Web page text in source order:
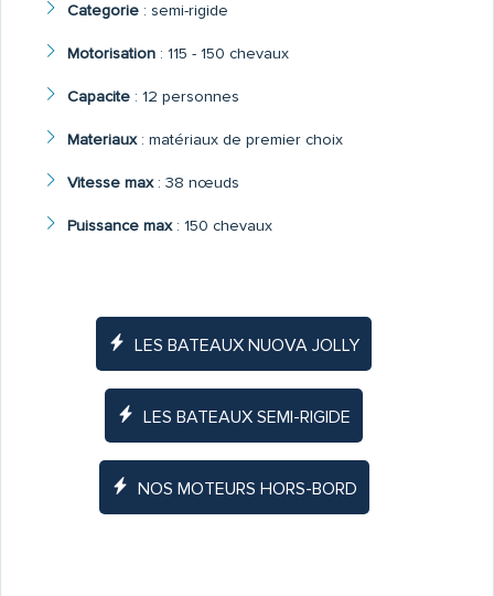
Categorie: semi-rigide
Motorisation: 115 - 150 chevaux
Capacite: 12 personnes
Materiaux: matériaux de premier choix
Vitesse max: 38 nœuds
Puissance max: 150 chevaux
LES BATEAUX NUOVA JOLLY
LES BATEAUX SEMI-RIGIDE
NOS MOTEURS HORS-BORD